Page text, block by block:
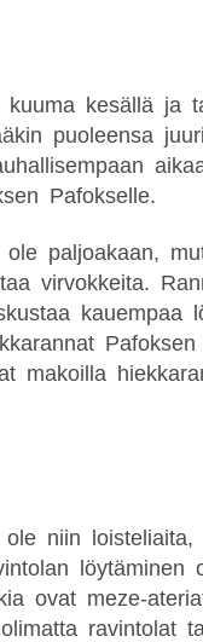
kesällä ja
puoleensa
Pafokselle.
paljoakaan,
virvokkeita.
kauempaa
makoilla
niin
löytäminen
ovat meze-
ravintolat